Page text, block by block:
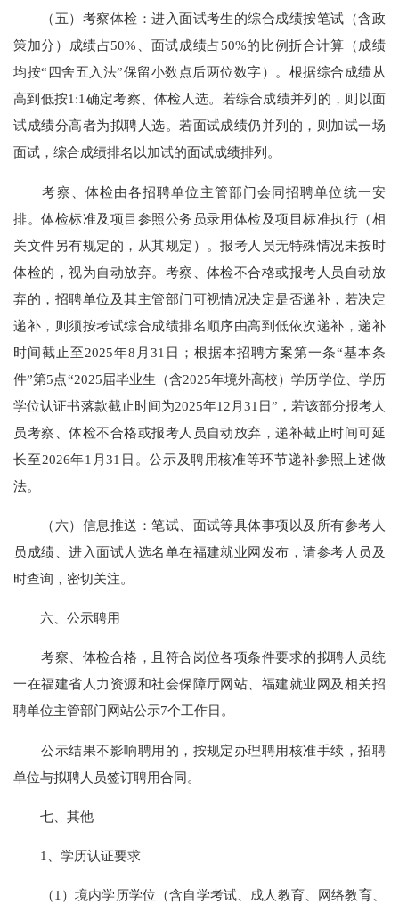
（五）考察体检：进入面试考生的综合成绩按笔试（含政
策加分）成绩占50%、面试成绩占50%的比例折合计算（成绩
均按“四舍五入法”保留小数点后两位数字）。根据综合成绩从
高到低按1:1确定考察、体检人选。若综合成绩并列的，则以面
试成绩分高者为拟聘人选。若面试成绩仍并列的，则加试一场
面试，综合成绩排名以加试的面试成绩排列。
考察、体检由各招聘单位主管部门会同招聘单位统一安
排。体检标准及项目参照公务员录用体检及项目标准执行（相
关文件另有规定的，从其规定）。报考人员无特殊情况未按时
体检的，视为自动放弃。考察、体检不合格或报考人员自动放
弃的，招聘单位及其主管部门可视情况决定是否递补，若决定
递补，则须按考试综合成绩排名顺序由高到低依次递补，递补
时间截止至2025年8月31日；根据本招聘方案第一条“基本条
件”第5点“2025届毕业生（含2025年境外高校）学历学位、学历
学位认证书落款截止时间为2025年12月31日”，若该部分报考人
员考察、体检不合格或报考人员自动放弃，递补截止时间可延
长至2026年1月31日。公示及聘用核准等环节递补参照上述做
法。
（六）信息推送：笔试、面试等具体事项以及所有参考人
员成绩、进入面试人选名单在福建就业网发布，请参考人员及
时查询，密切关注。
六、公示聘用
考察、体检合格，且符合岗位各项条件要求的拟聘人员统
一在福建省人力资源和社会保障厅网站、福建就业网及相关招
聘单位主管部门网站公示7个工作日。
公示结果不影响聘用的，按规定办理聘用核准手续，招聘
单位与拟聘人员签订聘用合同。
七、其他
1、学历认证要求
（1）境内学历学位（含自学考试、成人教育、网络教育、